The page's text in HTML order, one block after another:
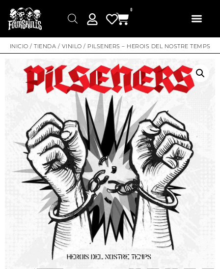
0
INICIO / TIENDA / VINILO / PILSENERS – HEROIS DEL NOSTRE TEMPS